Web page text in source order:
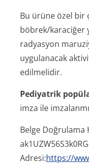
Bu ürüne özel bir
böbrek/karaciğer
radyasyon
uygulanacak
edilmelidir.
Pediyatrik
imza ile
Belge Doğrulama
Adresi:https://